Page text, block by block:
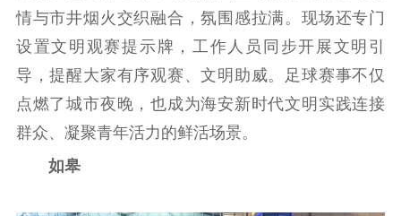
社科强省 工作通知
成果集萃
江苏文脉
资料下载
新闻宣传
主题宣传 对外宣传
情与市井烟火交织融合，氛围感拉满。现场还专门
设置文明观赛提示牌，工作人员同步开展文明引
导，提醒大家有序观赛、文明助威。足球赛事不仅
点燃了城市夜晚，也成为海安新时代文明实践连接
群众、凝聚青年活力的鲜活场景。
如皋